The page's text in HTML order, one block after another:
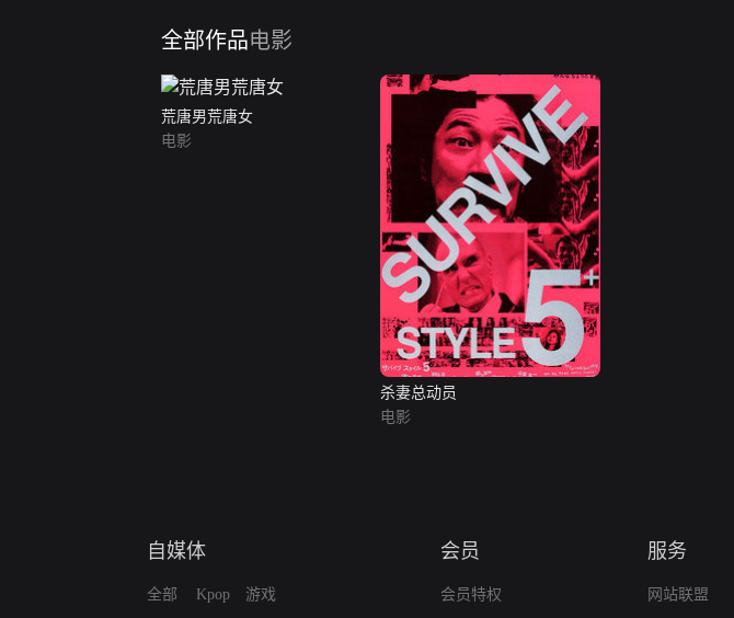
全部作品电影
荒唐男荒唐女
电影
杀妻总动员
电影
自媒体
全部 Kpop 游戏
会员
会员特权
服务
网站联盟